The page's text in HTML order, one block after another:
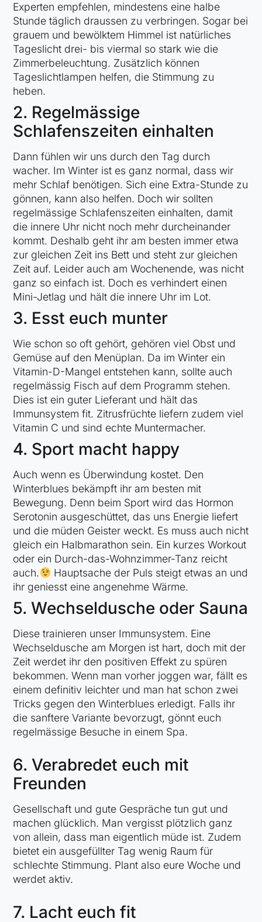
Experten empfehlen, mindestens eine halbe
Stunde täglich draussen zu verbringen. Sogar bei
grauem und bewölktem Himmel ist natürliches
Tageslicht drei- bis viermal so stark wie die
Zimmerbeleuchtung. Zusätzlich können
Tageslichtlampen helfen, die Stimmung zu
heben.
2. Regelmässige
Schlafenszeiten einhalten
Dann fühlen wir uns durch den Tag durch
wacher. Im Winter ist es ganz normal, dass wir
mehr Schlaf benötigen. Sich eine Extra-Stunde zu
gönnen, kann also helfen. Doch wir sollten
regelmässige Schlafenszeiten einhalten, damit
die innere Uhr nicht noch mehr durcheinander
kommt. Deshalb geht ihr am besten immer etwa
zur gleichen Zeit ins Bett und steht zur gleichen
Zeit auf. Leider auch am Wochenende, was nicht
ganz so einfach ist. Doch es verhindert einen
Mini-Jetlag und hält die innere Uhr im Lot.
3. Esst euch munter
Wie schon so oft gehört, gehören viel Obst und
Gemüse auf den Menüplan. Da im Winter ein
Vitamin-D-Mangel entstehen kann, sollte auch
regelmässig Fisch auf dem Programm stehen.
Dies ist ein guter Lieferant und hält das
Immunsystem fit. Zitrusfrüchte liefern zudem viel
Vitamin C und sind echte Muntermacher.
4. Sport macht happy
Auch wenn es Überwindung kostet. Den
Winterblues bekämpft ihr am besten mit
Bewegung. Denn beim Sport wird das Hormon
Serotonin ausgeschüttet, das uns Energie liefert
und die müden Geister weckt. Es muss auch nicht
gleich ein Halbmarathon sein. Ein kurzes Workout
oder ein Durch-das-Wohnzimmer-Tanz reicht
auch.
Hauptsache der Puls steigt etwas an und
ihr geniesst eine angenehme Wärme.
5. Wechseldusche oder Sauna
Diese trainieren unser Immunsystem. Eine
Wechseldusche am Morgen ist hart, doch mit der
Zeit werdet ihr den positiven Effekt zu spüren
bekommen. Wenn man vorher joggen war, fällt es
einem definitiv leichter und man hat schon zwei
Tricks gegen den Winterblues erledigt. Falls ihr
die sanftere Variante bevorzugt, gönnt euch
regelmässige Besuche in einem Spa.
6. Verabredet euch mit
Freunden
Gesellschaft und gute Gespräche tun gut und
machen glücklich. Man vergisst plötzlich ganz
von allein, dass man eigentlich müde ist. Zudem
bietet ein ausgefüllter Tag wenig Raum für
schlechte Stimmung. Plant also eure Woche und
werdet aktiv.
7. Lacht euch fit